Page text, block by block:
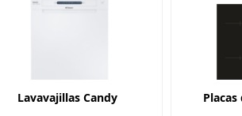
Lavavajillas Candy Placas